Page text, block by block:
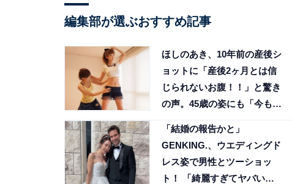
編集部が選ぶおすすめ記事
ほしのあき、10年前の産後シ
ョットに「産後2ヶ月とは信
じられないお腹！！」と驚き
の声。45歳の姿にも「今も若
「結婚の報告かと」
GENKING.、ウエディングド
レス姿で男性とツーショッ
ト！ 「綺麗すぎてヤバい」